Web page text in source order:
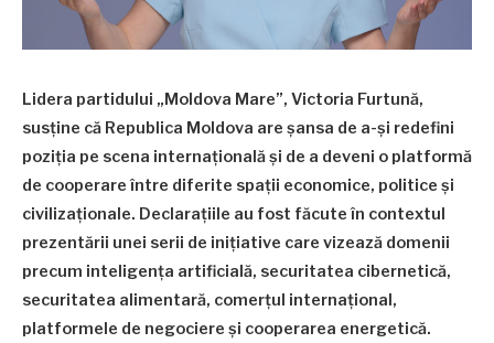
Lidera partidului „Moldova Mare”, Victoria Furtună,
susține că Republica Moldova are șansa de a-și redefini
poziția pe scena internațională și de a deveni o platformă
de cooperare între diferite spații economice, politice și
civilizaționale. Declarațiile au fost făcute în contextul
prezentării unei serii de inițiative care vizează domenii
precum inteligența artificială, securitatea cibernetică,
securitatea alimentară, comerțul internațional,
platformele de negociere și cooperarea energetică.